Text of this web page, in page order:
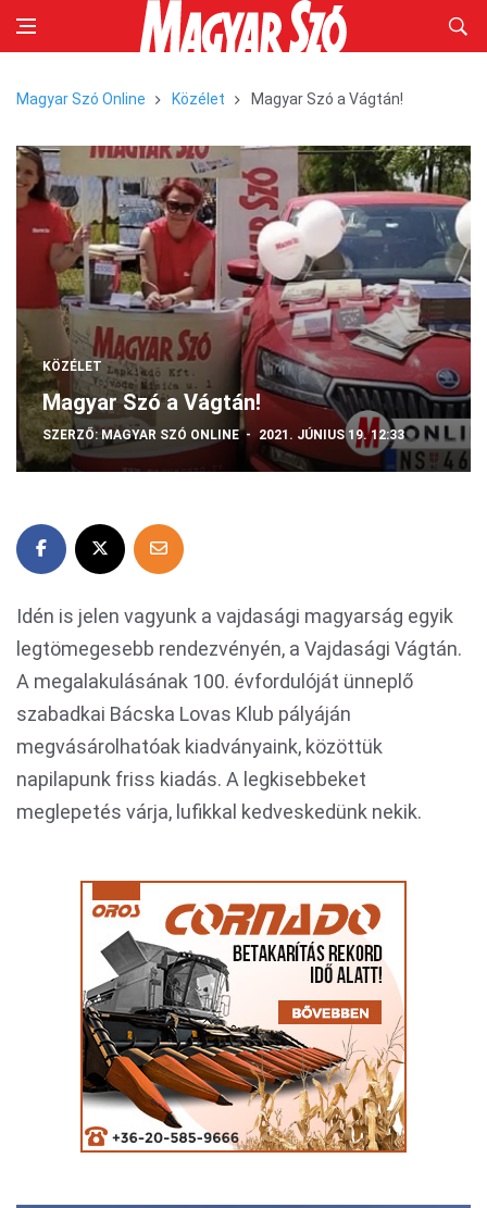
Magyar Szó Online Közélet Magyar Szó a Vágtán!
KÖZÉLET
Magyar Szó a Vágtán!
SZERZŐ:MAGYAR SZÓ ONLINE 2021. JÚNIUS 19. 12:33
Idén is jelen vagyunk a vajdasági magyarság egyik
legtömegesebb rendezvényén, a Vajdasági Vágtán.
A megalakulásának 100. évfordulóját ünneplő
szabadkai Bácska Lovas Klub pályáján
megvásárolhatóak kiadványaink, közöttük
napilapunk friss kiadás. A legkisebbeket
meglepetés várja, lufikkal kedveskedünk nekik.